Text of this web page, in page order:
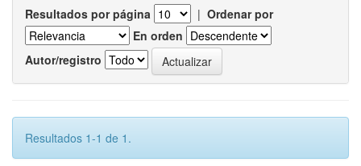
Resultados por página | Ordenar por
En orden
Autor/registro
Resultados 1-1 de 1.